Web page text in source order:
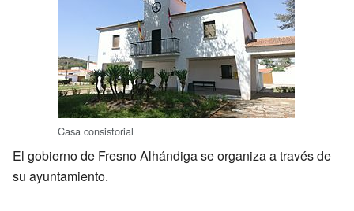
Casa consistorial
El gobierno de Fresno Alhándiga se organiza a través de
su ayuntamiento.